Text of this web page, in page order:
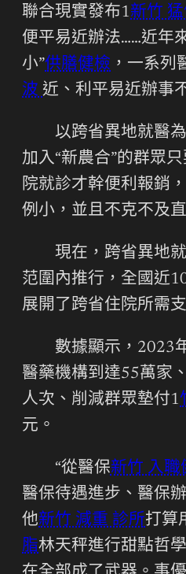
聯合現實發布1新竹
便平易近辦法……近年
小”供膳健檢 ，一系列
波 近、利平易近辦事
以跨省異地就醫
加入“新農合”的群眾
院就診才幹便利報銷
例小，並且不克不及
現在，跨省異地
范圍內推行，全國近
展開了跨省住院所需
數據顯示，2023
醫藥機構到達55萬家
人次、削減群眾墊付1
元。
“從醫保新竹 入職
醫保待遇進步、醫保
他新竹 減重 診所打算
脂林天秤進行甜點哲